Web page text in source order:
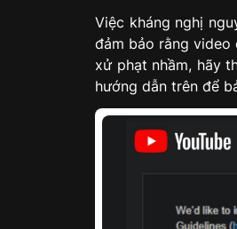
Việc kháng nghị
đảm bảo rằng video
xử phạt nhầm, hãy
hướng dẫn trên để